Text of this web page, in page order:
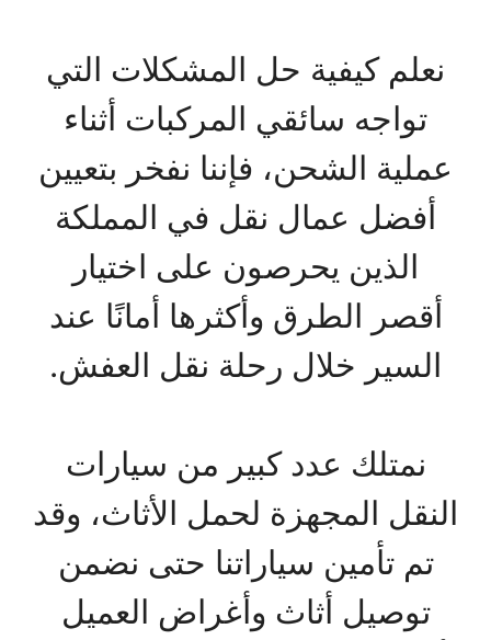
نعلم كيفية حل المشكلات التي
تواجه سائقي المركبات أثناء
عملية الشحن، فإننا نفخر بتعيين
أفضل عمال نقل في المملكة
الذين يحرصون على اختيار
أقصر الطرق وأكثرها أمانًا عند
السير خلال رحلة نقل العفش.
نمتلك عدد كبير من سيارات
النقل المجهزة لحمل الأثاث، وقد
تم تأمين سياراتنا حتى نضمن
توصيل أثاث وأغراض العميل